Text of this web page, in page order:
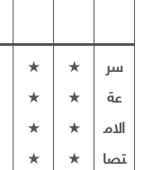
سر
عة
الام
تصا
★
★
★
★
★
★
★
★